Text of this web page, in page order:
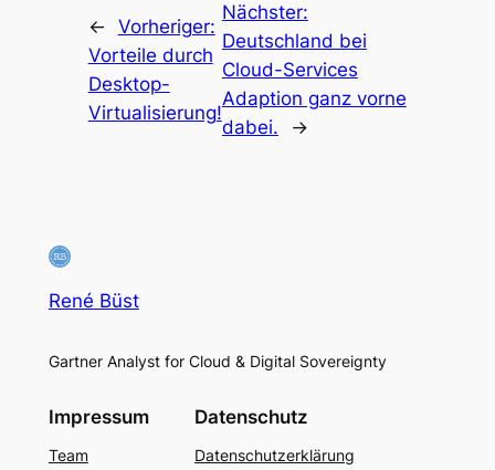
← Vorheriger:
Vorteile durch
Desktop-
Virtualisierung!
Nächster:
Deutschland bei
Cloud-Services
Adaption ganz vorne
dabei.
→
René Büst
Gartner Analyst for Cloud & Digital Sovereignty
Impressum
Team
Datenschutz
Datenschutzerklärung